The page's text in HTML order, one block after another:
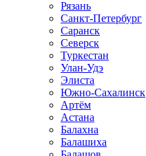
Рязань
Санкт-Петербург
Саранск
Северск
Туркестан
Улан-Удэ
Элиста
Южно-Сахалинск
Артём
Астана
Балахна
Балашиха